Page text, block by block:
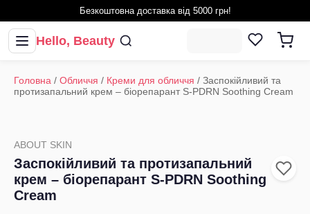
Безкоштовна доставка від 5000 грн!
Hello, Beauty
Головна / Обличчя / Креми для обличчя / Заспокійливий та
протизапальний крем – біорепарант S-PDRN Soothing Cream
ABOUT SKIN
Заспокійливий та протизапальний
крем – біорепарант S-PDRN Soothing
Cream